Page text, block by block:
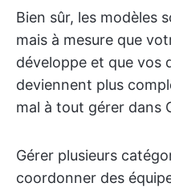
Bien sûr, les modèles
mais à mesure que
développe et que vos
deviennent plus
mal à tout gérer dans
Gérer plusieurs
coordonner des